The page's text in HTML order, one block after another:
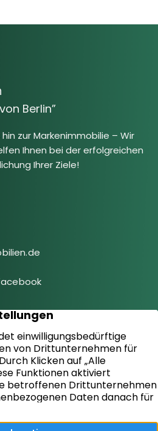
Berlin”
zur Markenimmobilie – Wir
Ihnen bei der erfolgreichen
Ihrer Ziele!
Downloads
Aktuelles
Kontakt
Impressum